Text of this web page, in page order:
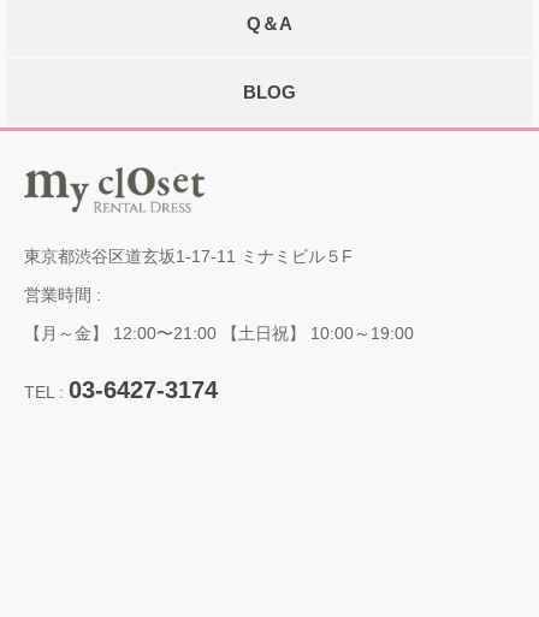
Q＆A
BLOG
東京都渋谷区道玄坂1-17-11 ミナミビル５F
営業時間 :
【月～金】 12:00〜21:00 【土日祝】 10:00～19:00
TEL : 03-6427-3174